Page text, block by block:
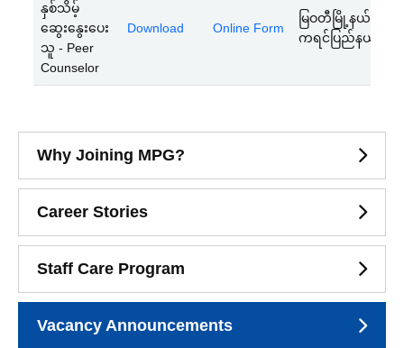
နှစ်သိမ့်
ဆွေးနွေး‌ပေး
သူ - Peer
Counselor
Download Online Form
မြဝတီမြို့နယ်၊
ကရင်ပြည်နယ်
Why Joining MPG?
Career Stories
Staff Care Program
Vacancy Announcements